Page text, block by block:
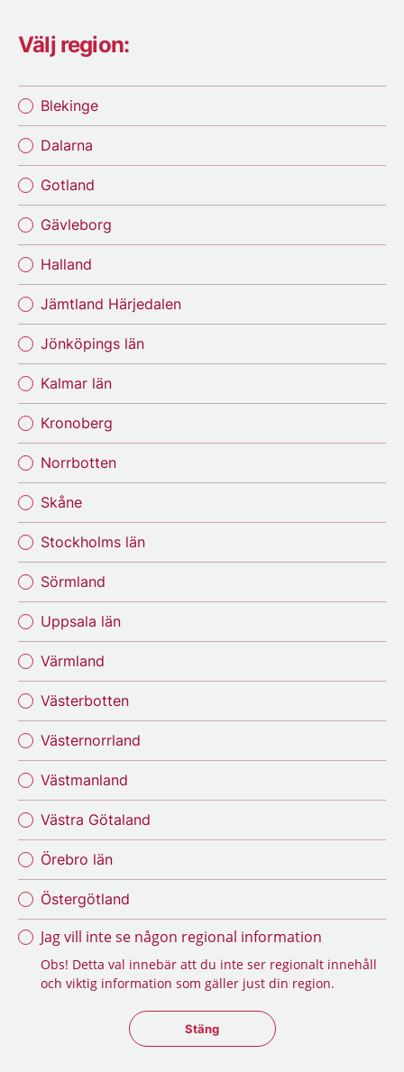
Välj region:
Blekinge
Dalarna
Gotland
Gävleborg
Halland
Jämtland Härjedalen
Jönköpings län
Kalmar län
Kronoberg
Norrbotten
Skåne
Stockholms län
Sörmland
Uppsala län
Värmland
Västerbotten
Västernorrland
Västmanland
Västra Götaland
Örebro län
Östergötland
Jag vill inte se någon regional information
Obs! Detta val innebär att du inte ser regionalt innehåll
och viktig information som gäller just din region.
Stäng regionsväljaren
Stäng